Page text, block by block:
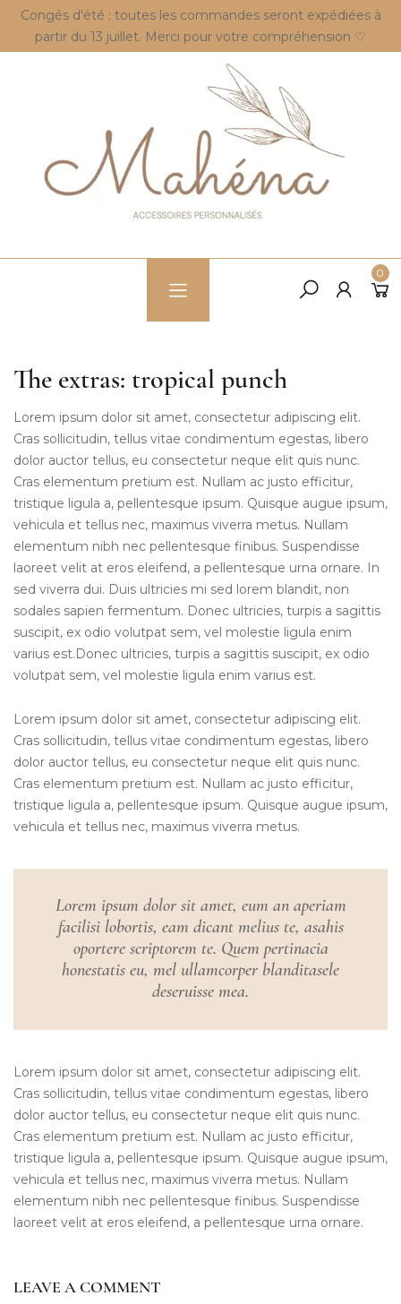
Congés d'été : toutes les commandes seront expédiées à
partir du 13 juillet. Merci pour votre compréhension ♡
0
The extras: tropical punch
Lorem ipsum dolor sit amet, consectetur adipiscing elit.
Cras sollicitudin, tellus vitae condimentum egestas, libero
dolor auctor tellus, eu consectetur neque elit quis nunc.
Cras elementum pretium est. Nullam ac justo efficitur,
tristique ligula a, pellentesque ipsum. Quisque augue ipsum,
vehicula et tellus nec, maximus viverra metus. Nullam
elementum nibh nec pellentesque finibus. Suspendisse
laoreet velit at eros eleifend, a pellentesque urna ornare. In
sed viverra dui. Duis ultricies mi sed lorem blandit, non
sodales sapien fermentum. Donec ultricies, turpis a sagittis
suscipit, ex odio volutpat sem, vel molestie ligula enim
varius est.Donec ultricies, turpis a sagittis suscipit, ex odio
volutpat sem, vel molestie ligula enim varius est.
Lorem ipsum dolor sit amet, consectetur adipiscing elit.
Cras sollicitudin, tellus vitae condimentum egestas, libero
dolor auctor tellus, eu consectetur neque elit quis nunc.
Cras elementum pretium est. Nullam ac justo efficitur,
tristique ligula a, pellentesque ipsum. Quisque augue ipsum,
vehicula et tellus nec, maximus viverra metus.
Lorem ipsum dolor sit amet, eum an aperiam
facilisi lobortis, eam dicant melius te, asahis
oportere scriptorem te. Quem pertinacia
honestatis eu, mel ullamcorper blanditasele
deseruisse mea.
Lorem ipsum dolor sit amet, consectetur adipiscing elit.
Cras sollicitudin, tellus vitae condimentum egestas, libero
dolor auctor tellus, eu consectetur neque elit quis nunc.
Cras elementum pretium est. Nullam ac justo efficitur,
tristique ligula a, pellentesque ipsum. Quisque augue ipsum,
vehicula et tellus nec, maximus viverra metus. Nullam
elementum nibh nec pellentesque finibus. Suspendisse
laoreet velit at eros eleifend, a pellentesque urna ornare.
LEAVE A COMMENT